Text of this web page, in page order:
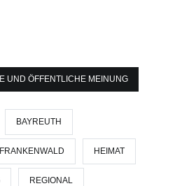
UND ÖFFENTLICHE MEINUNG
BAYREUTH
FRANKENWALD HEIMAT
REGIONAL